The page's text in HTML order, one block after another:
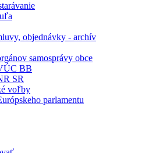
objednávky - archív
samosprávy obce
BB
SR
voľby
parlamentu